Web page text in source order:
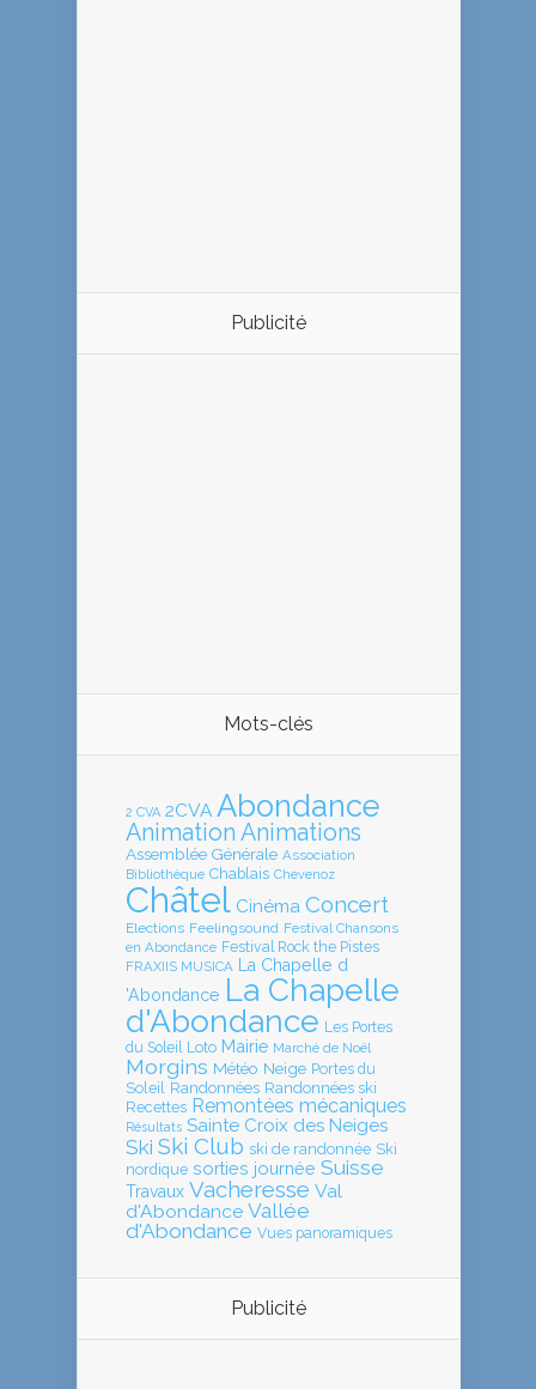
Publicité
Mots-clés
2 CVA 2CVA Abondance
Animation Animations
Assemblée Générale Association
Bibliothèque Chablais Chevenoz
Châtel Cinéma Concert
Elections Feelingsound Festival Chansons
en Abondance Festival Rock the Pistes
FRAXIIS MUSICA
La Chapelle d
'Abondance La Chapelle
d'Abondance Les Portes
du Soleil
Loto Mairie Marché de Noël
Morgins Météo Neige Portes du
Soleil
Randonnées Randonnées ski
Recettes Remontées mécaniques
Résultats Sainte Croix des Neiges
Ski Ski Club ski de randonnée Ski
nordique sorties journée Suisse
Travaux Vacheresse Val
d'Abondance Vallée
d'Abondance Vues panoramiques
Publicité